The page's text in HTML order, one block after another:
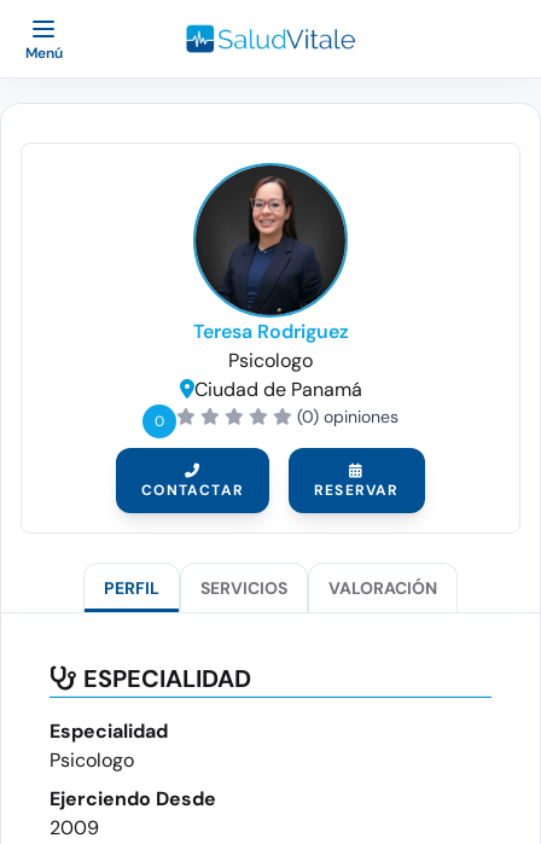
Menú
Teresa Rodriguez
Psicologo
Ciudad de Panamá
0 (0) opiniones
CONTACTAR RESERVAR
PERFIL SERVICIOS VALORACIÓN
ESPECIALIDAD
Especialidad
Psicologo
Ejerciendo Desde
2009